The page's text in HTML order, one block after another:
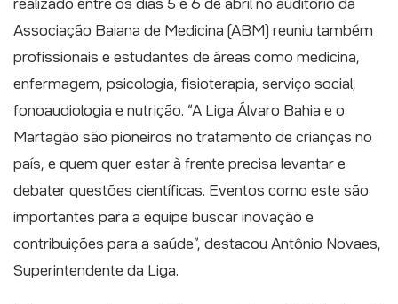
realizado entre os dias 5 e 6 de abril no auditório da
Associação Baiana de Medicina (ABM) reuniu também
profissionais e estudantes de áreas como medicina,
enfermagem, psicologia, fisioterapia, serviço social,
fonoaudiologia e nutrição. “A Liga Álvaro Bahia e o
Martagão são pioneiros no tratamento de crianças no
país, e quem quer estar à frente precisa levantar e
debater questões científicas. Eventos como este são
importantes para a equipe buscar inovação e
contribuições para a saúde”, destacou Antônio Novaes,
Superintendente da Liga.